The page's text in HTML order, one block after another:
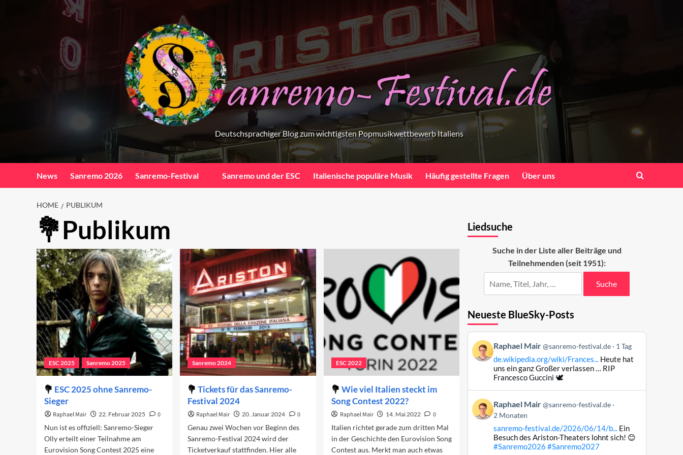
Deutschsprachiger Blog zum wichtigsten Popmusikwettbewerb Italiens
News Sanremo 2026 Sanremo-Festival Sanremo und der ESC Italienische populäre Musik Häufig gestellte Fragen Über uns
HOME PUBLIKUM
Publikum
ESC 2025 Sanremo 2025
ESC 2025 ohne Sanremo-
Sieger
Raphael Mair 22. Februar 2025
0
Nun ist es offiziell: Sanremo-Sieger
Olly erteilt einer Teilnahme am
Eurovision Song Contest 2025 eine
Sanremo 2024
Tickets für das Sanremo-
Festival 2024
Raphael Mair 20. Januar 2024
0
Genau zwei Wochen vor Beginn des
Sanremo-Festival 2024 wird der
Ticketverkauf stattfinden. Hier alle
ESC 2022
Wie viel Italien steckt im
Song Contest 2022?
Raphael Mair 14. Mai 2022
0
Italien richtet gerade zum dritten Mal
in der Geschichte den Eurovision Song
Contest aus. Merkt man auch etwas
Liedsuche
Suche in der Liste aller Beiträge und
Teilnehmenden (seit 1951):
Suche
Neueste BlueSky-Posts
Beitrag
von
Raphael
ansehen
Raphael Mair @sanremo-festival.de 1 Tag
de.wikipedia.org/wiki/Frances...Heute hat
uns ein ganz Großer verlassen … RIP
Francesco Guccini 🕊️
Beitrag
von
Raphael
Raphael Mair @sanremo-festival.de
2 Monaten
sanremo-festival.de/2026/06/14/b...Ein
Besuch des Ariston-Theaters lohnt sich! 😊
#Sanremo2026 #Sanremo2027